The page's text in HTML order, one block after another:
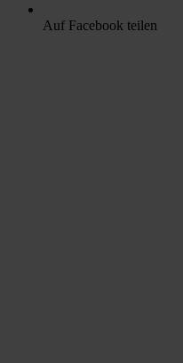
Auf Facebook teilen